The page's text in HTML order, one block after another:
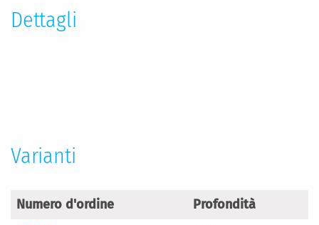
Dettagli
Varianti
Numero d'ordine
Profondità